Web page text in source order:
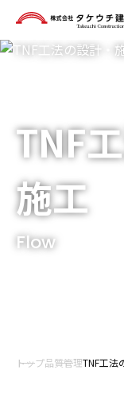
TNF
施工
Flow
トップ品質管理TNF工法